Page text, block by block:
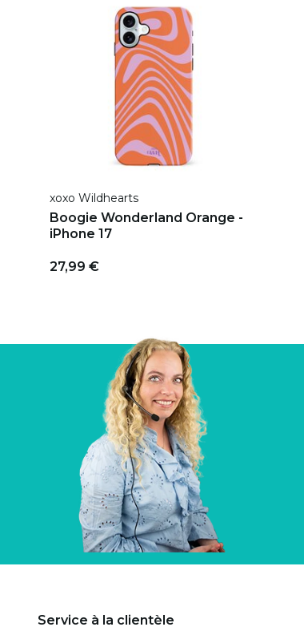
xoxo Wildhearts
Boogie Wonderland Orange -
iPhone 17
27,99 €
Service à la clientèle